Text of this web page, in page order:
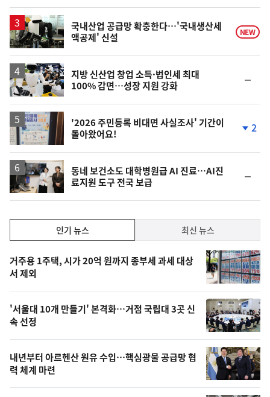
일
국내산업 공급망 확충한다…'국내생산세
액공제' 신설
NEW
지방 신산업 창업 소득·법인세 최대
100% 감면…성장 지원 강화
일
'2026 주민등록 비대면 사실조사' 기간이
돌아왔어요!
2
동네 보건소도 대학병원급 AI 진료…AI진
료지원 도구 전국 보급
일
기,
최
신,
오
늘
의
영
상
인기 뉴스 최신 뉴스
기
뉴
스
거주용 1주택, 시가 20억 원까지 종부세 과세 대상
서 제외
'서울대 10개 만들기' 본격화…거점 국립대 3곳 신
속 선정
내년부터 아르헨산 원유 수입…핵심광물 공급망 협
력 체계 마련